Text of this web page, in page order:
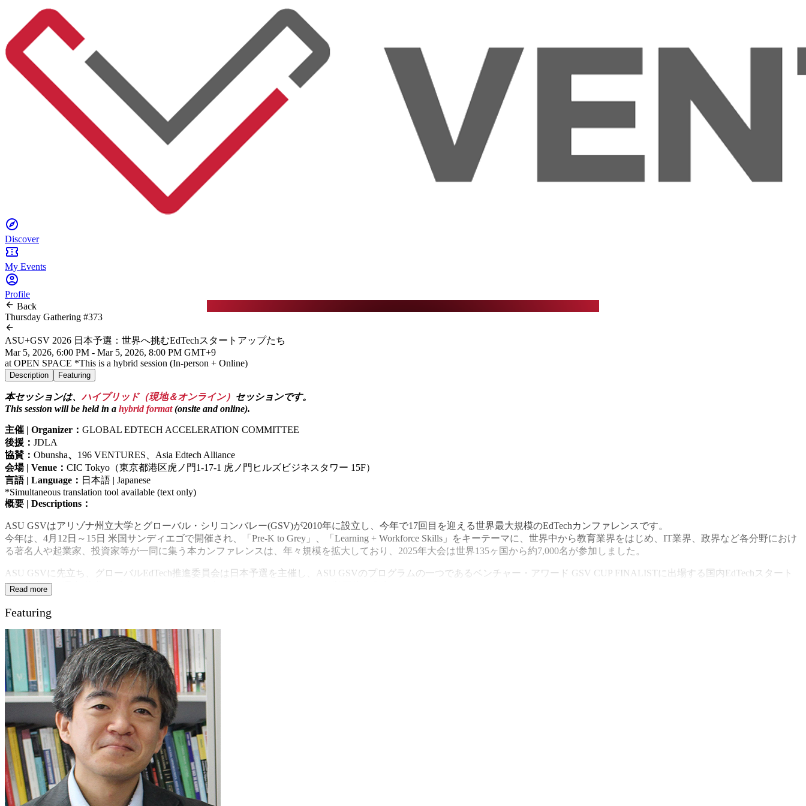
Discover
My Events
Profile
Back
Thursday Gathering #373
ASU+GSV 2026 日本予選：世界へ挑むEdTechスタートアップたち
Mar 5, 2026, 6:00 PM - Mar 5, 2026, 8:00 PM GMT+9
at OPEN SPACE *This is a hybrid session (In-person + Online)
Description Featuring
本セッションは、 ハイブリッド（現地＆オンライン） セッションです。
This session will be held in a hybrid format(onsite and online).
主催 | Organizer： GLOBAL EDTECH ACCELERATION COMMITTEE
後援： JDLA
協賛： Obunsha、 196 VENTURES、Asia Edtech Alliance
会場 | Venue： CIC Tokyo（東京都港区虎ノ門1-17-1 虎ノ門ヒルズビジネスタワー 15F）
言語 | Language： 日本語 | Japanese
*Simultaneous translation tool available (text only)
概要 | Descriptions：
ASU GSVはアリゾナ州立大学とグローバル・シリコンバレー(GSV)が2010年に設立し、今年で17回目を迎える世界最大規模のEdTechカンファレンスです。
今年は、4月12日～15日 米国サンディエゴで開催され、「Pre-K to Grey」、「Learning + Workforce Skills」をキーテーマに、世界中から教育業界をはじめ、IT業界、政界など各分野におけ
る著名人や起業家、投資家等が一同に集う本カンファレンスは、年々規模を拡大しており、2025年大会は世界135ヶ国から約7,000名が参加しました。
ASU GSVに先立ち、グローバルEdTech推進委員会は日本予選を主催し、ASU GSVのプログラムの一つであるベンチャー・アワード GSV CUP FINALISTに出場する国内EdTechスタート
アップ企業を選出(推薦)。本アワードに日本から初めて GSV CUP Elite 200 を弊団体が輩出いたしました。
審査員：Judges：
藤本 徹（東京大学 大学院情報学環 教授）
岡崎 祐樹（株式会社 旺文社ベンチャーズ プリンシパル／パートナー）
岡田 隆太朗（一般社団法人 日本ディープラーニング協会 専務理事）
山本 瑞穂（特定非営利活動法人 全国検定振興機構 事業部長）
速水 牧（mind gym 代表／ギャラップ認定ストレングスコーチ）
田邊 研一郎（日本テレビホールディングス株式会社 グループ戦略マネジメント部 次長）
古河 建英（一般社団法人 グローバルEdTech推進委員会 理事）
特別講演１
Liam Pisano, Managing Partner, 196 Ventures
特別講演２
Asia EdTech Alliance
Read more
Featuring